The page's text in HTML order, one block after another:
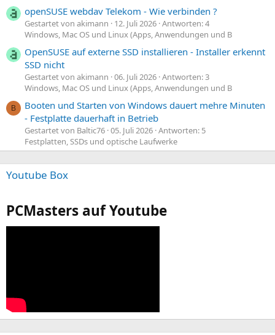
openSUSE webdav Telekom - Wie verbinden ?
Gestartet von akimann 12. Juli 2026 Antworten: 4
Windows, Mac OS und Linux (Apps, Anwendungen und B
OpenSUSE auf externe SSD installieren - Installer erkennt
SSD nicht
Gestartet von akimann 06. Juli 2026 Antworten: 3
Windows, Mac OS und Linux (Apps, Anwendungen und B
B
Booten und Starten von Windows dauert mehre Minuten
- Festplatte dauerhaft in Betrieb
Gestartet von Baltic76 05. Juli 2026 Antworten: 5
Festplatten, SSDs und optische Laufwerke
Youtube Box
PCMasters auf Youtube